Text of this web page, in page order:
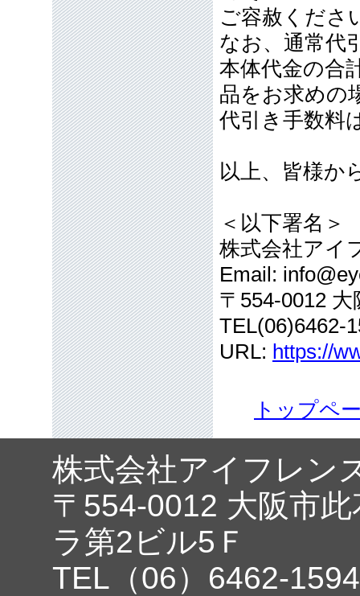
ご容赦くださ
なお、通常代
本体代金の合
品をお求めの
代引き手数料
以上、皆様か
＜以下署名＞
株式会社アイ
Email:
〒554-0012
TEL(06)6462-
URL: https://
トップペ
株式会社アイフレン
〒554-0012 大阪市
ラ第2ビル5Ｆ
TEL（06）6462-